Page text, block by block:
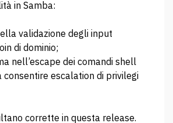
in Samba:
validazione degli input
di dominio;
nell’escape dei comandi shell
consentire escalation di privilegi
corrette in questa release.